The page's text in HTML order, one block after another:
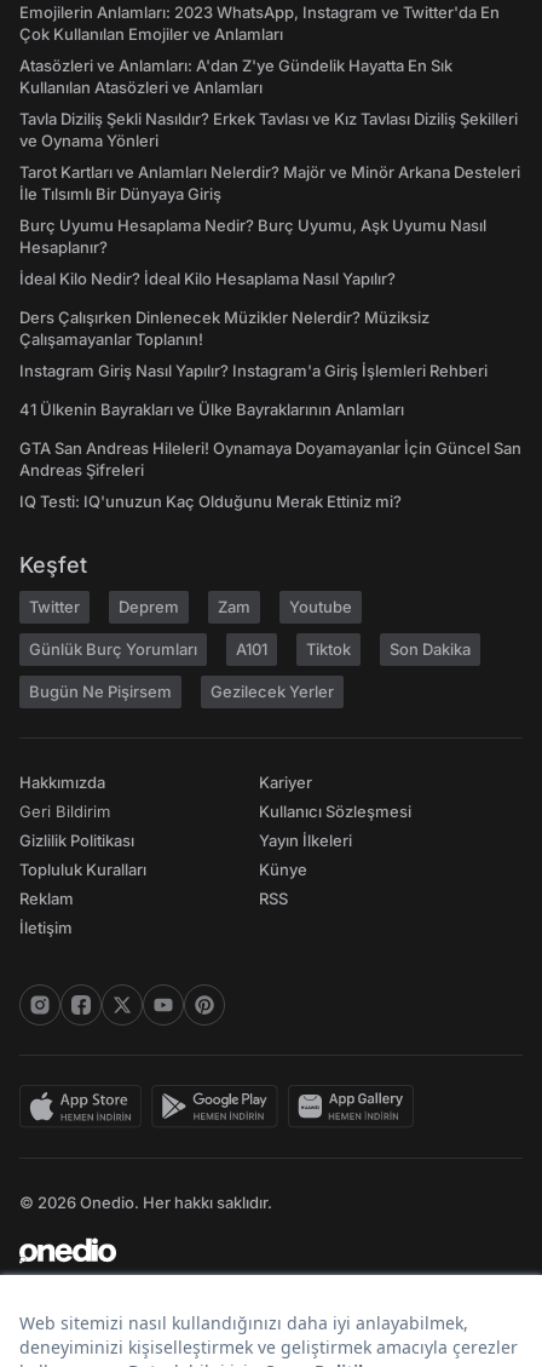
Emojilerin Anlamları: 2023 WhatsApp, Instagram ve Twitter'da En
Çok Kullanılan Emojiler ve Anlamları
Atasözleri ve Anlamları: A'dan Z'ye Gündelik Hayatta En Sık
Kullanılan Atasözleri ve Anlamları
Tavla Diziliş Şekli Nasıldır? Erkek Tavlası ve Kız Tavlası Diziliş Şekilleri
ve Oynama Yönleri
Tarot Kartları ve Anlamları Nelerdir? Majör ve Minör Arkana Desteleri
İle Tılsımlı Bir Dünyaya Giriş
Burç Uyumu Hesaplama Nedir? Burç Uyumu, Aşk Uyumu Nasıl
Hesaplanır?
İdeal Kilo Nedir? İdeal Kilo Hesaplama Nasıl Yapılır?
Ders Çalışırken Dinlenecek Müzikler Nelerdir? Müziksiz
Çalışamayanlar Toplanın!
Instagram Giriş Nasıl Yapılır? Instagram'a Giriş İşlemleri Rehberi
41 Ülkenin Bayrakları ve Ülke Bayraklarının Anlamları
GTA San Andreas Hileleri! Oynamaya Doyamayanlar İçin Güncel San
Andreas Şifreleri
IQ Testi: IQ'unuzun Kaç Olduğunu Merak Ettiniz mi?
Keşfet
Twitter Deprem Zam Youtube
Günlük Burç Yorumları A101 Tiktok Son Dakika
Bugün Ne Pişirsem Gezilecek Yerler
Hakkımızda
Geri Bildirim
Gizlilik Politikası
Topluluk Kuralları
Reklam
İletişim
Kariyer
Kullanıcı Sözleşmesi
Yayın İlkeleri
Künye
RSS
© 2026 Onedio. Her hakkı saklıdır.
Bir markasıdır.